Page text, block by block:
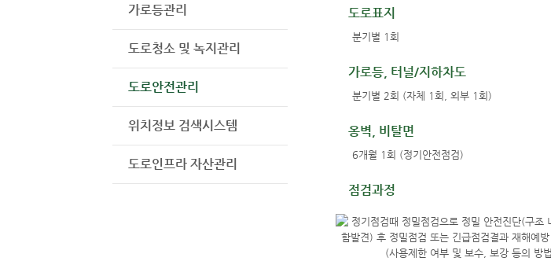
가로등관리
도로청소 및 녹지관리
도로안전관리
위치정보 검색시스템
도로인프라 자산관리
도로표지
분기별 1회
가로등, 터널/지하차도
분기별 2회 (자체 1회, 외부 1회)
옹벽, 비탈면
6개월 1회 (정기안전점검)
점검과정